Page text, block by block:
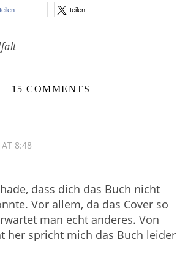
teilen teilen
15 COMMENTS
8:48
dass dich das Buch nicht
Vor allem, da das Cover so
man echt anderes. Von
her spricht mich das Buch leider